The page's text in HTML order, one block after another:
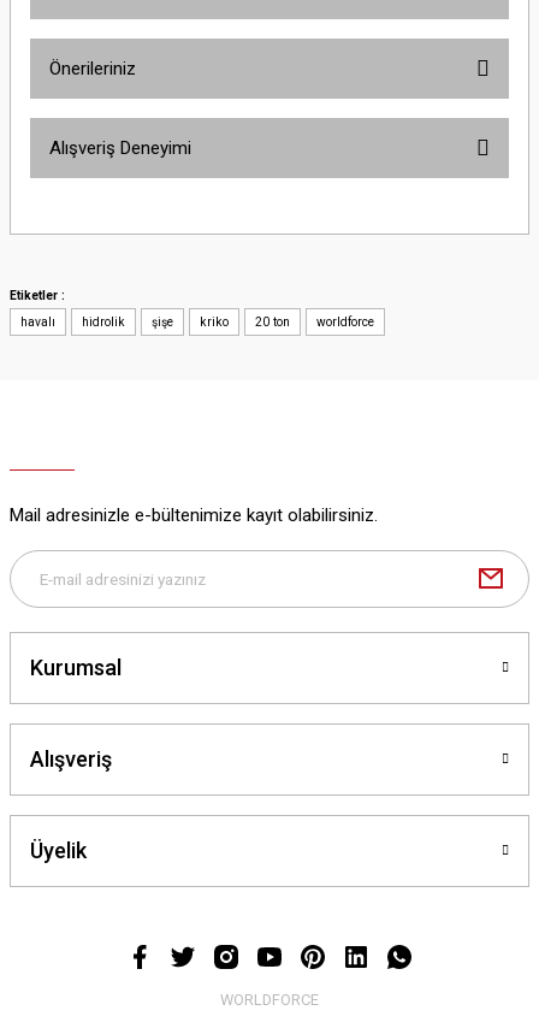
Önerileriniz
yetersiz gördüğünüz noktaları öneri formunu kullanarak tarafımıza
Ürün açıklamasında eksik bilgiler bulunuyor.
Ürün bilgilerinde hatalar bulunuyor.
Gönder
Alışveriş Deneyimi
Hızlı ve özenli kargo.
Mahir SARUHANOĞLU | 23/06/2025
Deneyimini Paylaş
Etiketler :
havalı
hidrolik şişe kriko 20 ton worldforce
Mail adresinizle e-bültenimize kayıt olabilirsiniz.
Kurumsal
Alışveriş
Üyelik
WORLDFORCE